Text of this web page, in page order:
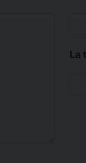
La